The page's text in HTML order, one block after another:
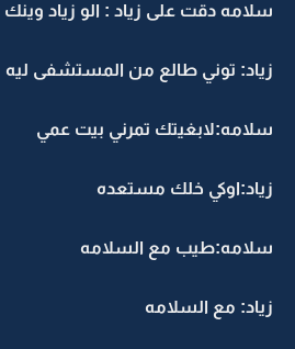
سلامه دقت على زياد : الو زياد وينك
زياد: توني طالع من المستشفى ليه
سلامه:لابغيتك تمرني بيت عمي
زياد:اوكي خلك مستعده
سلامه:طيب مع السلامه
زياد: مع السلامه